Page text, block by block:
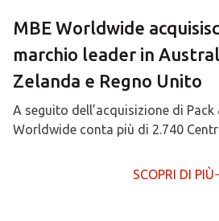
MBE Worldwide
marchio leader in
Zelanda e Regno Unito
A seguito dell’acquisizione di Pack
Worldwide conta più di 2.740
SCOPRI DI PIÙ